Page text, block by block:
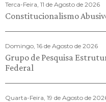
Terca-Feira, 11 de Agosto de 2026
Constitucionalismo
Domingo, 16 de Agosto de 2026
Grupo de Pesquisa
Federal
Quarta-Feira, 19 de Agosto de